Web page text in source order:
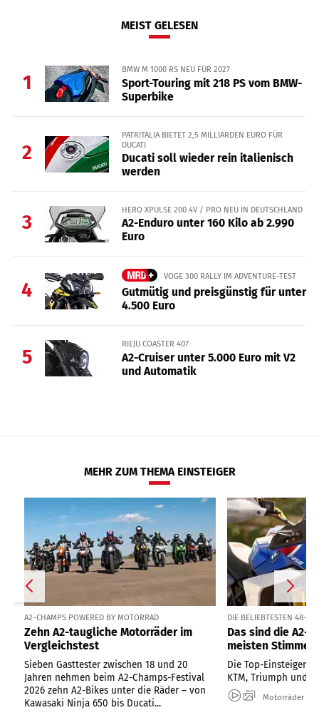
MEIST GELESEN
1
BMW M 1000 RS NEU FÜR 2027
Sport-Touring mit 218 PS vom BMW-
Superbike
2
PATRITALIA BIETET 2,5 MILLIARDEN EURO FÜR
DUCATI
Ducati soll wieder rein italienisch
werden
3
HERO XPULSE 200 4V / PRO NEU IN DEUTSCHLAND
A2-Enduro unter 160 Kilo ab 2.990
Euro
4
VOGE 300 RALLY IM ADVENTURE-TEST
Gutmütig und preisgünstig für unter
4.500 Euro
5
RIEJU COASTER 407
A2-Cruiser unter 5.000 Euro mit V2
und Automatik
MEHR ZUM THEMA EINSTEIGER
A2-CHAMPS POWERED BY MOTORRAD
Zehn A2-taugliche Motorräder im
Vergleichstest
Sieben Gasttester zwischen 18 und 20
Jahren nehmen beim A2-Champs-Festival
2026 zehn A2-Bikes unter die Räder – von
Kawasaki Ninja 650 bis Ducati...
DIE BELIEBTESTEN 48-
Das sind die A2-
meisten Stimmen
Die Top-Einsteiger-
KTM, Triumph und
Motorräder